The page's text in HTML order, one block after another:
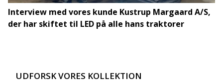
Interview med vores kunde Kustrup Margaard A/S,
der har skiftet til LED på alle hans traktorer
UDFORSK VORES KOLLEKTION